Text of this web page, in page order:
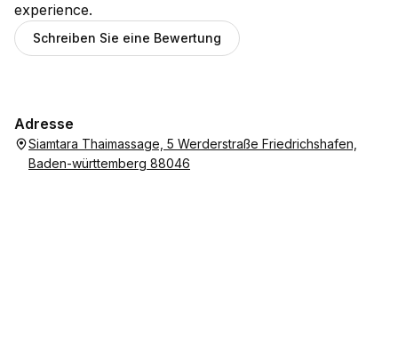
experience.
Schreiben Sie eine Bewertung
Adresse
Siamtara Thaimassage, 5 Werderstraße Friedrichshafen,
Baden-württemberg 88046